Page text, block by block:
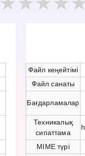
Файл кеңейтімі
Файл санаты
Бағдарламалар
Техникалық
сипаттама
MIME түрі